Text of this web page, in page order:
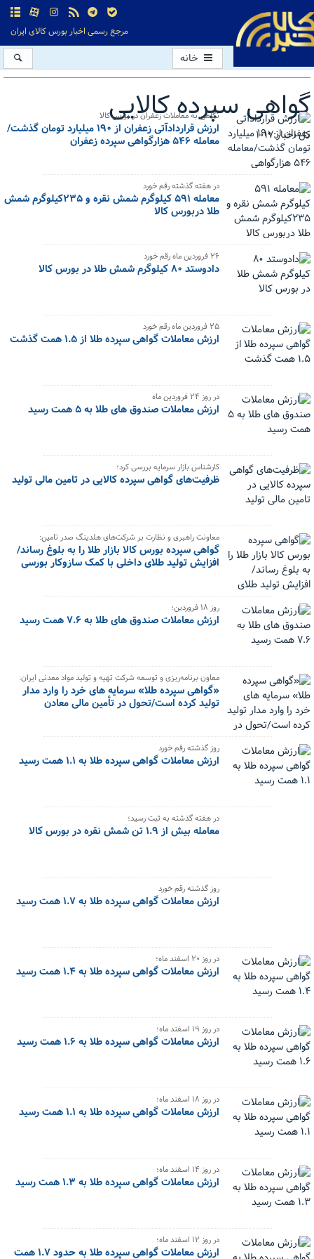
مرجع رسمی اخبار بورس کالای ایران
خانه
گواهی سپرده کالایی
کل اخبار:1017
نگاهی به معاملات زعفران در بورس کالا
ارزش قراردادآتی زعفران از ۱۹۰ میلیارد تومان گذشت/
معامله ۵۴۶ هزارگواهی سپرده زعفران
در هفته گذشته رقم خورد
معامله ۵۹۱ کیلوگرم شمش نقره و ۲۳۵کیلوگرم شمش
طلا دربورس کالا
۲۶ فروردین ماه رقم خورد
دادوستد ۸۰ کیلوگرم شمش طلا در بورس کالا
۲۵ فروردین ماه رقم خورد
ارزش معاملات گواهی سپرده طلا از ۱.۵ همت گذشت
در روز ۲۴ فروردین ماه
ارزش معاملات صندوق های طلا به ۵ همت رسید
کارشناس بازار سرمایه بررسی کرد؛
ظرفیت‌های گواهی سپرده کالایی در تامین مالی تولید
معاونت راهبری و نظارت بر شرکت‌های هلدینگ صدر تامین:
گواهی سپرده بورس کالا بازار طلا را به بلوغ رساند/
افزایش تولید طلای داخلی با کمک سازوکار بورسی
روز ۱۸ فروردین؛
ارزش معاملات صندوق های طلا به ۷.۶ همت رسید
معاون برنامه‌ریزی و توسعه شرکت تهیه و تولید مواد معدنی ایران:
«گواهی سپرده طلا» سرمایه های خرد را وارد مدار
تولید کرده است/تحول در تأمین مالی معادن
روز گذشته رقم خورد
ارزش معاملات گواهی سپرده طلا به ۱.۱ همت رسید
در هفته گذشته به ثبت رسید؛
معامله بیش از ۱.۹ تن شمش نقره در بورس کالا
روز گذشته رقم خورد
ارزش معاملات گواهی سپرده طلا به ۱.۷ همت رسید
در روز ۲۰ اسفند ماه؛
ارزش معاملات گواهی سپرده طلا به ۱.۴ همت رسید
در روز ۱۹ اسفند ماه؛
ارزش معاملات گواهی سپرده طلا به ۱.۶ همت رسید
در روز ۱۸ اسفند ماه؛
ارزش معاملات گواهی سپرده طلا به ۱.۱ همت رسید
در روز ۱۴ اسفند ماه؛
ارزش معاملات گواهی سپرده طلا به ۱.۳ همت رسید
در روز ۱۲ اسفند ماه؛
ارزش معاملات گواهی سپرده طلا به حدود ۱.۷ همت